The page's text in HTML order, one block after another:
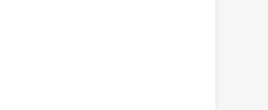
worden weergegeven.